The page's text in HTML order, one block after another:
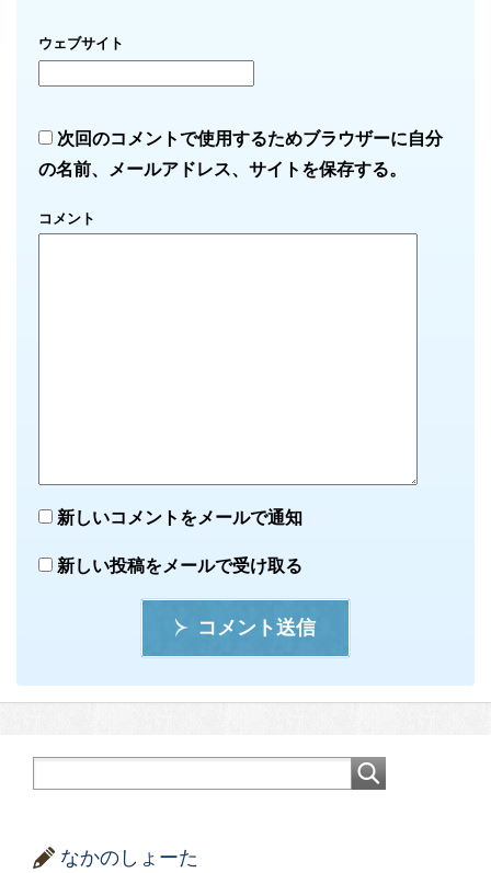
ウェブサイト
次回のコメントで使用するためブラウザーに自分
の名前、メールアドレス、サイトを保存する。
コメント
新しいコメントをメールで通知
新しい投稿をメールで受け取る
コメント送信
なかのしょーた